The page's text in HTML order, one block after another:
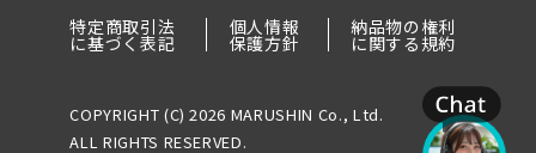
特定商取引法
に基づく表記
個人情報
保護方針
納品物の権利
に関する規約
COPYRIGHT (C) 2026 MARUSHIN Co., Ltd.
ALL RIGHTS RESERVED.